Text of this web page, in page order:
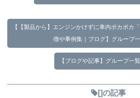
【【製品から】エンジンかけずに車内ポカポカ
徴や事例集｜ブログ】グループ
【ブログや記事】グループ一
[]の記事